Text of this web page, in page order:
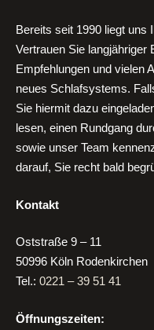
Bereits seit 1990 liegt uns
Vertrauen Sie langjähriger
Empfehlungen und vielen
neues Schlafsystems.
Sie hiermit dazu
lesen, einen Rundgang
sowie unser Team
darauf, Sie recht bald
Kontakt
Oststraße 9 – 11
50996 Köln Rodenkirchen
Tel.: 0221 – 39 51 41
Öffnungszeiten: